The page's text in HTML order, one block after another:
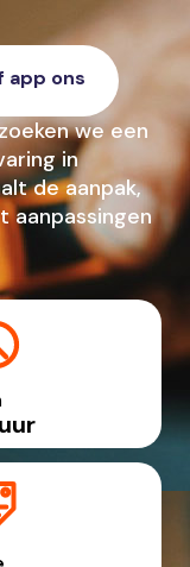
app ons
we een
in
de aanpak,
aanpassingen